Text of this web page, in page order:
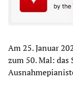
Am 25. Januar
zum 50. Mal: